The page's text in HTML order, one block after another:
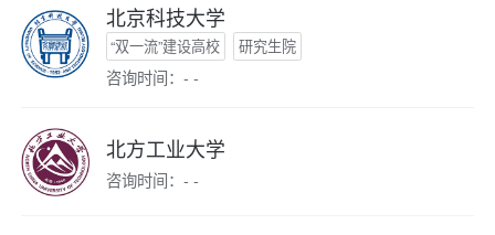
北京科技大学
“双一流”建设高校 研究生院
咨询时间：- -
北方工业大学
咨询时间：- -